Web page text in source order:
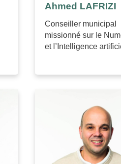
Ahmed LAFRIZI
Conseiller municipal
missionné sur le
et l’Intelligence